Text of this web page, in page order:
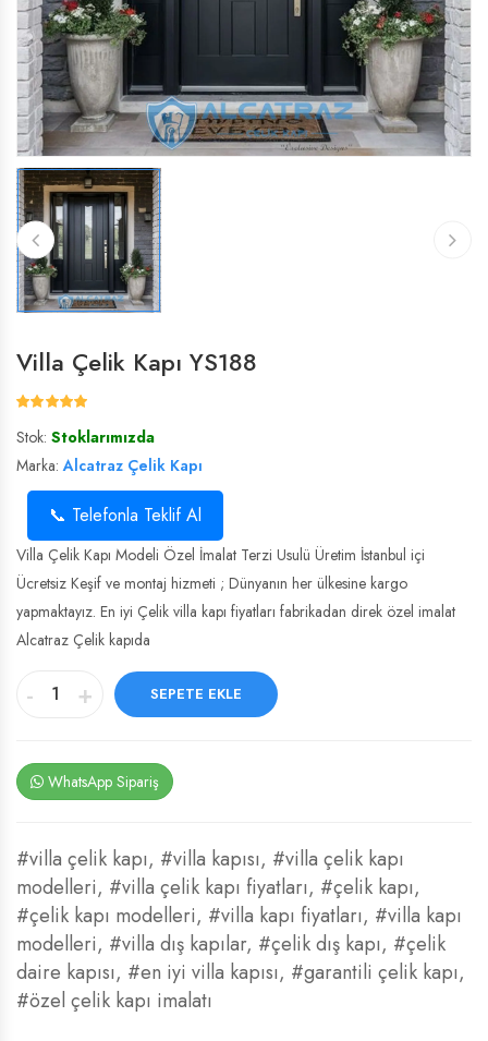
ÇELIK VILLA KAPISI
VILLA KAPISI
ÇELIK VILLA KAPISI
VILLA KAPISI
Villa Çelik Kapı YS188
Stok: Stoklarımızda
Marka:Alcatraz Çelik Kapı
📞 Telefonla Teklif Al
Villa Çelik Kapı Modeli Özel İmalat Terzi Usulü Üretim İstanbul içi
Ücretsiz Keşif ve montaj hizmeti ; Dünyanın her ülkesine kargo
yapmaktayız. En iyi Çelik villa kapı fiyatları fabrikadan direk özel imalat
Alcatraz Çelik kapıda
- + SEPETE EKLE
WhatsApp Sipariş
#villa çelik kapı, #villa kapısı, #villa çelik kapı
modelleri, #villa çelik kapı fiyatları, #çelik kapı,
#çelik kapı modelleri, #villa kapı fiyatları, #villa kapı
modelleri, #villa dış kapılar, #çelik dış kapı, #çelik
daire kapısı, #en iyi villa kapısı, #garantili çelik kapı,
#özel çelik kapı imalatı